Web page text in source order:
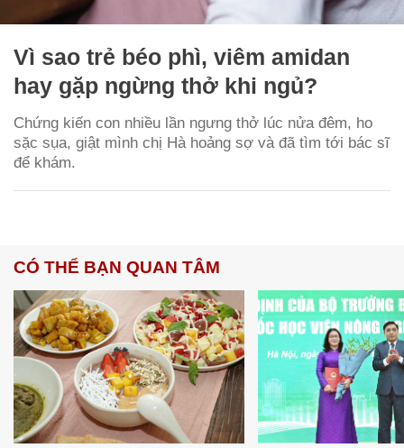
Vì sao trẻ béo phì, viêm amidan
hay gặp ngừng thở khi ngủ?
Chứng kiến con nhiều lần ngưng thở lúc nửa đêm, ho
sặc sụa, giật mình chị Hà hoảng sợ và đã tìm tới bác sĩ
để khám.
CÓ THỂ BẠN QUAN TÂM